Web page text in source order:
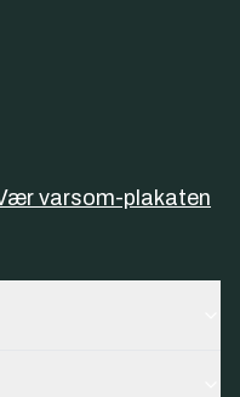
varsom-plakaten